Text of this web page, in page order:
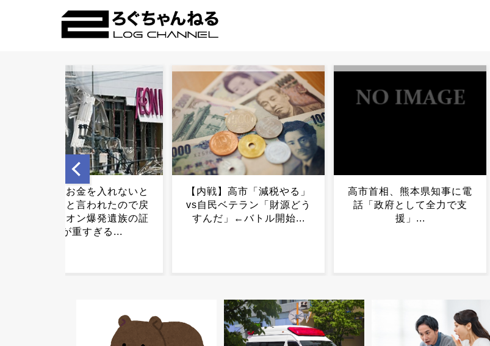
高市首相、熊本県知事に電
話「政府として全力で支
援」...
令和の日本人「このマイン
ドで生きていきたい」←実
際に試した人、お気持ち表
【内戦】高市「減税やる」
vs自民ベテラン「財源どう
すんだ」←バトル開始...